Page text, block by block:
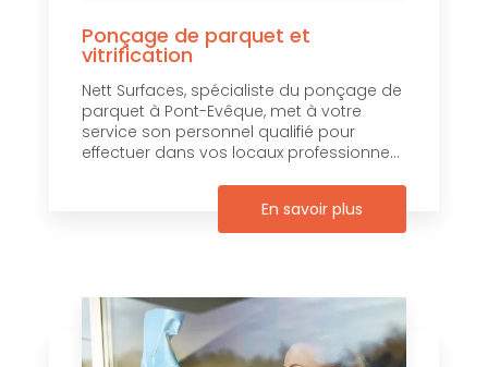
Ponçage de parquet et
vitrification
Nett Surfaces, spécialiste du ponçage de
parquet à Pont-Evêque, met à votre
service son personnel qualifié pour
effectuer dans vos locaux professionne...
En savoir plus